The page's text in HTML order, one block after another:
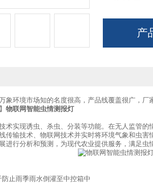
产
万象环境市场知的名度很高，产品线覆盖很广，
物联网智能虫情测报灯
实现诱虫、杀虫、分装等功能。在无人监管的
传输技术、物联网技术并实时将环境气象和虫害
行分析和预测，为现代农业提供服务，满足虫
止雨季雨水倒灌至中控箱中